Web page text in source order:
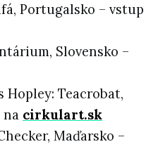
Portugalsko – vstup
Slovensko –
Hopley: Teacrobat,
na cirkulart.sk
Maďarsko –